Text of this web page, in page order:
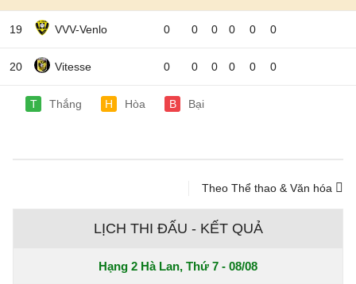
19 VVV-Venlo 0 0 0 0 0 0
20 Vitesse 0 0 0 0 0 0
T Thắng H Hòa B Bại
Theo Thể thao & Văn hóa
LỊCH THI ĐẤU - KẾT QUẢ
Hạng 2 Hà Lan, Thứ 7 - 08/08